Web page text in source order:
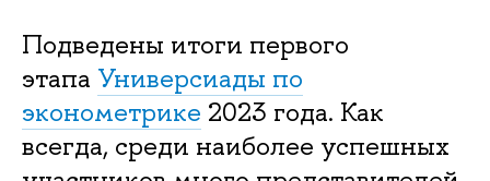
Подведены итоги первого
этапа Универсиады по
эконометрике 2023 года. Как
всегда, среди наиболее успешных